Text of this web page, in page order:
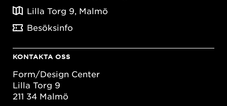
Lilla Torg 9, Malmö
Besöksinfo
KONTAKTA OSS
Form/Design Center
Lilla Torg 9
211 34 Malmö